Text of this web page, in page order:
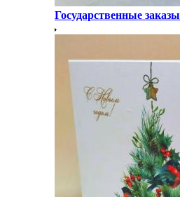
Государственные заказы